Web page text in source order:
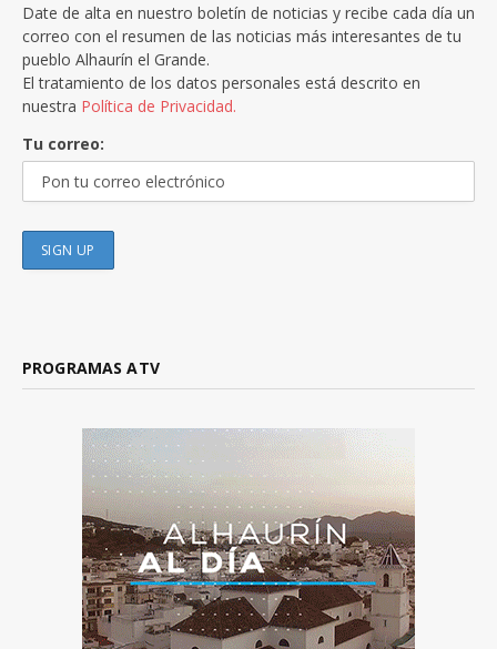
Date de alta en nuestro boletín de noticias y recibe cada día un
correo con el resumen de las noticias más interesantes de tu
pueblo Alhaurín el Grande.
El tratamiento de los datos personales está descrito en
nuestra Política de Privacidad.
Tu correo:
PROGRAMAS ATV